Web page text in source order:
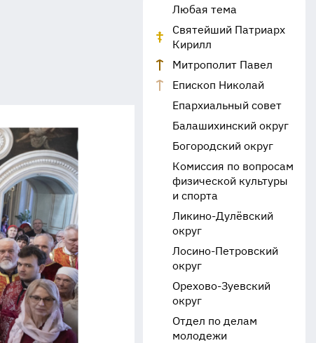
Любая тема
Святейший Патриарх
Кирилл
Митрополит Павел
Епископ Николай
Епархиальный совет
Балашихинский округ
Богородский округ
Комиссия по вопросам
физической культуры
и спорта
Ликино-Дулёвский
округ
Лосино-Петровский
округ
Орехово-Зуевский
округ
Отдел по делам
молодежи